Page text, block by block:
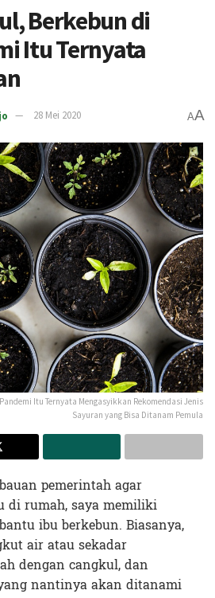
Berkebun di
Itu Ternyata
28 Mei 2020 AA
Itu Ternyata Mengasyikkan Rekomendasi Jenis
Sayuran yang Bisa Ditanam Pemula
pemerintah agar
di rumah, saya memiliki
ibu berkebun. Biasanya,
air atau sekadar
dengan cangkul, dan
nantinya akan ditanami